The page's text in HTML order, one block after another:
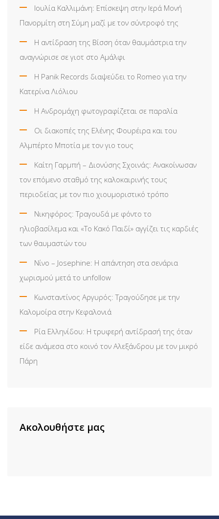
Ιουλία Καλλιμάνη: Επίσκεψη στην Ιερά Μονή
Πανορμίτη στη Σύμη μαζί με τον σύντροφό της
Η αντίδραση της Βίσση όταν θαυμάστρια την
αναγνώρισε σε γιοτ στο Αμάλφι
Η Panik Records διαψεύδει το Romeo για την
Κατερίνα Λιόλιου
Η Ανδρομάχη φωτογραφίζεται σε παραλία
Οι διακοπές της Ελένης Φουρέιρα και του
Αλμπέρτο Μποτία με τον γιο τους
Καίτη Γαρμπή – Διονύσης Σχοινάς: Ανακοίνωσαν
τον επόμενο σταθμό της καλοκαιρινής τους
περιοδείας με τον πιο χιουμοριστικό τρόπο
Νικηφόρος: Τραγουδά με φόντο το
ηλιοβασίλεμα και «Το Κακό Παιδί» αγγίζει τις καρδιές
των θαυμαστών του
Νίνο – Josephine: Η απάντηση στα σενάρια
χωρισμού μετά το unfollow
Κωνσταντίνος Αργυρός: Τραγούδησε με την
Καλομοίρα στην Κεφαλονιά
Ρία Ελληνίδου: H τρυφερή αντίδρασή της όταν
είδε ανάμεσα στο κοινό τον Αλεξάνδρου με τον μικρό
Πάρη
Ακολουθήστε μας